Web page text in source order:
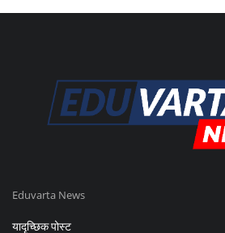
Eduvarta News
यादृच्छिक पोस्ट